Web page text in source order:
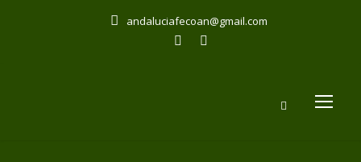
andaluciafecoan@gmail.com